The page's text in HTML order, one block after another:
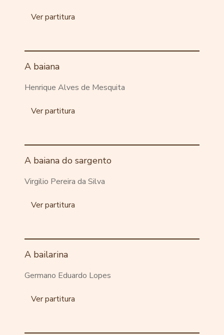
Ver partitura
A baiana
Henrique Alves de Mesquita
Ver partitura
A baiana do sargento
Virgilio Pereira da Silva
Ver partitura
A bailarina
Germano Eduardo Lopes
Ver partitura